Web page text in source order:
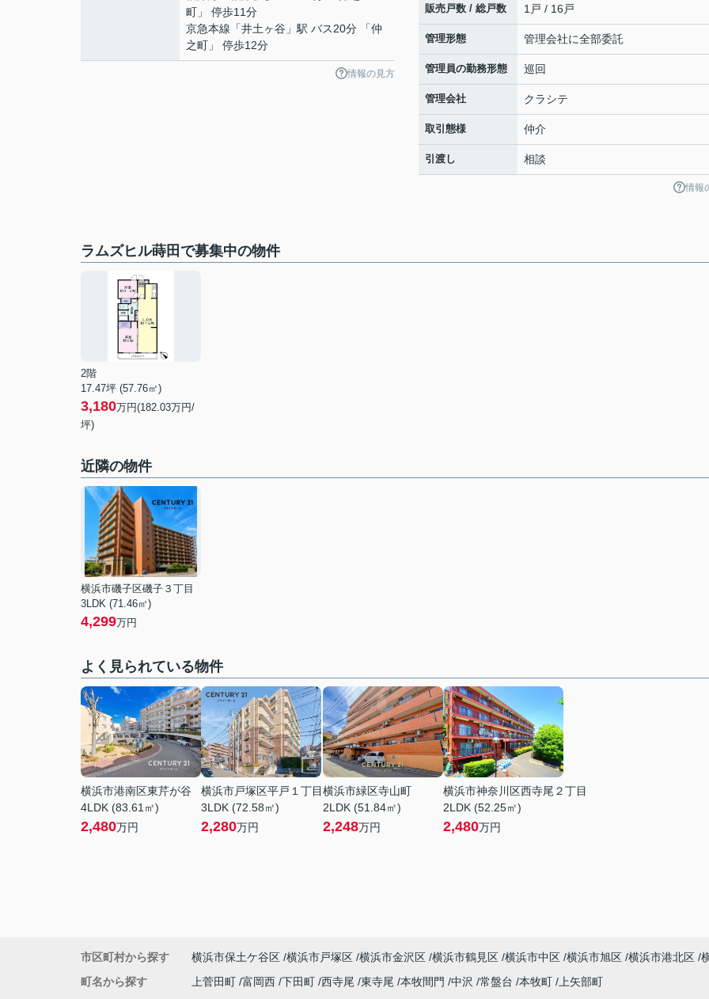
町」 停歩11分
京急本線 「井土ヶ谷 」駅 バス20分 「仲
之町」 停歩12分
情報の見方
販売戸数 / 総戸数 1戸 / 16戸
管理形態 管理会社に全部委託
管理員の勤務形態 巡回
管理会社 クラシテ
取引態様 仲介
引渡し 相談
情報
ラムズヒル蒔田で募集中の物件
2階
17.47坪 (57.76㎡)
3,180万円(182.03万円/
坪)
近隣の物件
横浜市磯子区磯子３丁目
3LDK (71.46㎡)
4,299万円
よく見られている物件
横浜市港南区東芹が谷
4LDK (83.61㎡)
2,480万円
横浜市戸塚区平戸１丁目
3LDK (72.58㎡)
2,280万円
横浜市緑区寺山町
2LDK (51.84㎡)
2,248万円
横浜市神奈川区西寺尾２丁目
2LDK (52.25㎡)
2,480万円
市区町村から探す 横浜市保土ケ谷区 横浜市戸塚区 横浜市金沢区 横浜市鶴見区 横浜市中区 横浜市旭区 横浜市港北区
町名から探す
上菅田町 富岡西 下田町 西寺尾 東寺尾 本牧間門 中沢 常盤台 本牧町
上矢部町